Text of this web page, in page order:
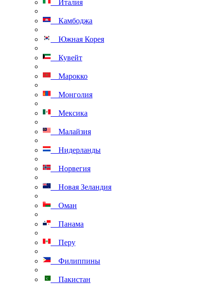
Италия
Камбоджа
Южная Корея
Кувейт
Марокко
Монголия
Мексика
Малайзия
Нидерланды
Норвегия
Новая Зеландия
Оман
Панама
Перу
Филиппины
Пакистан